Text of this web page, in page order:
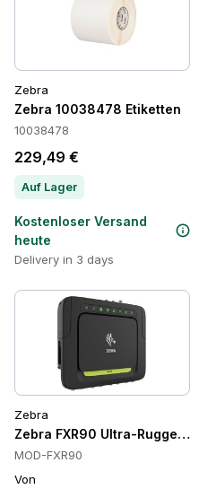
Zebra
Zebra 10038478 Etiketten
10038478
229,49 €
Auf Lager
Kostenloser Versand
heute
Delivery in 3 days
Zebra
Zebra FXR90 Ultra-Rugged
MOD-FXR90
Von